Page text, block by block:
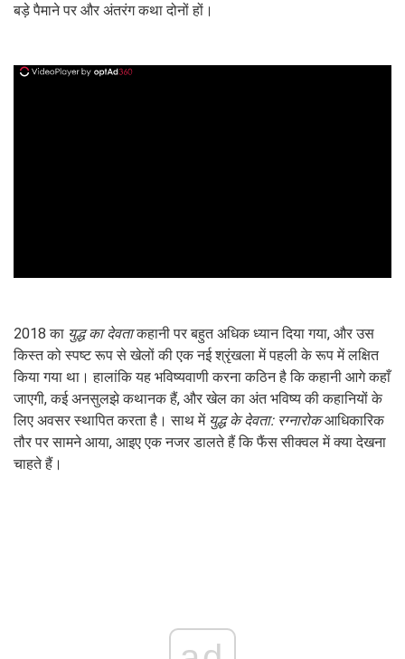
बड़े पैमाने पर और अंतरंग कथा दोनों हों।
2018 का युद्ध का देवताकहानी पर बहुत अधिक ध्यान दिया गया, और उस
किस्त को स्पष्ट रूप से खेलों की एक नई श्रृंखला में पहली के रूप में लक्षित
किया गया था। हालांकि यह भविष्यवाणी करना कठिन है कि कहानी आगे कहाँ
जाएगी, कई अनसुलझे कथानक हैं, और खेल का अंत भविष्य की कहानियों के
लिए अवसर स्थापित करता है। साथ में युद्ध के देवता: रग्नारोकआधिकारिक
तौर पर सामने आया, आइए एक नजर डालते हैं कि फैंस सीक्वल में क्या देखना
चाहते हैं।